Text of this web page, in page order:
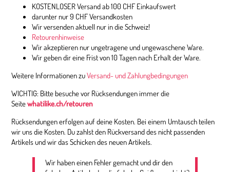
KOSTENLOSER Versand ab 100 CHF Einkaufswert
darunter nur 9 CHF Versandkosten
Wir versenden aktuell nur in die Schweiz!
Retourenhinweise
Wir akzeptieren nur ungetragene und ungewaschene Ware.
Wir geben dir eine Frist von 10 Tagen nach Erhalt der Ware.
Weitere Informationen zuVersand- und Zahlungbedingungen
WICHTIG: Bitte besuche vor Rücksendungen immer die
Seitewhatilike.ch/retouren
Rücksendungen erfolgen auf deine Kosten. Bei einem Umtausch teilen
wir uns die Kosten. Du zahlst den Rückversand des nicht passenden
Artikels und wir das Schicken des neuen Artikels.
Wir haben einen Fehler gemacht und dir den